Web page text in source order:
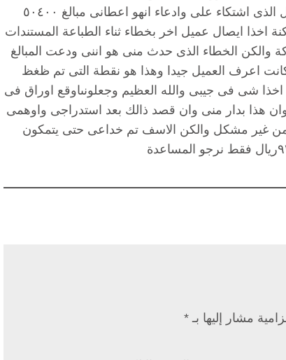
وبعد المرجعه تاكد ان هو فية خطاء والكن اليس العميل الذى اشتكاء على وادعاء انهو اعطانى مبالغ ٥٠٤٠٠
صحيح الذى اعطانى هو ٢٥٢٠٠ ريال والكنة اخذا ايصال عميل اخر بخطاء ثناء الطباعة المستندات
والكن الخطاء الذى حدث منى هو اننى ودعت المبالغ
اعرف العميل جيدا وهذا هو نقطة التى تم ظغظ
اخذا شى فى جيبى والله العظيم وجعلونىاوقع اوراق فى
هذا بدار منى وان قصد ذالك بعد استدراجى واوهمى
يتم صرف مستحقاتى عندهم حق ٢١ سنة من غير مشكل والكن الاسف تم خداعى حتى يتمكون
مشار إليها بـ *